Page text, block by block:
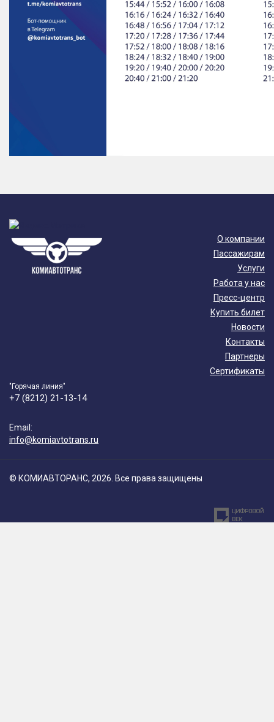
О компании
Пассажирам
Услуги
Работа у нас
Пресс-центр
Купить билет
Новости
Контакты
Партнеры
Сертификаты
"Горячая линия"
+7 (8212) 21-13-14
Email:
info@komiavtotrans.ru
© КОМИАВТОРАНС, 2026. Все права защищены